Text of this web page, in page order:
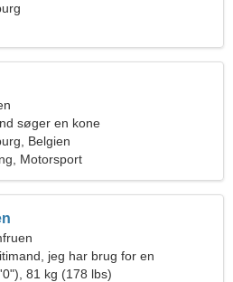
søger en kone
Belgien
Motorsport
jeg har brug for en
kvinde
81 kg (178 lbs)